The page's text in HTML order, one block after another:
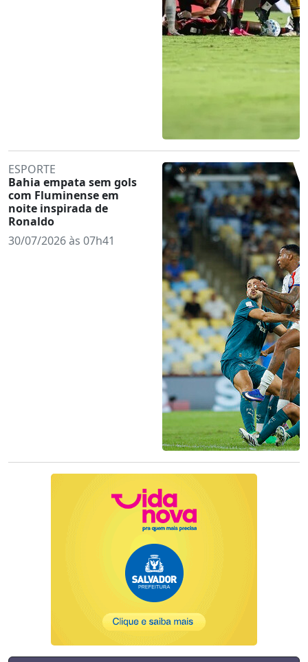
ESPORTE
Bahia empata sem gols
com Fluminense em
noite inspirada de
Ronaldo
30/07/2026 às 07h41